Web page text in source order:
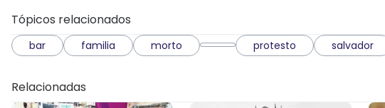
Tópicos relacionados
bar familia morto protesto salvador
Relacionadas